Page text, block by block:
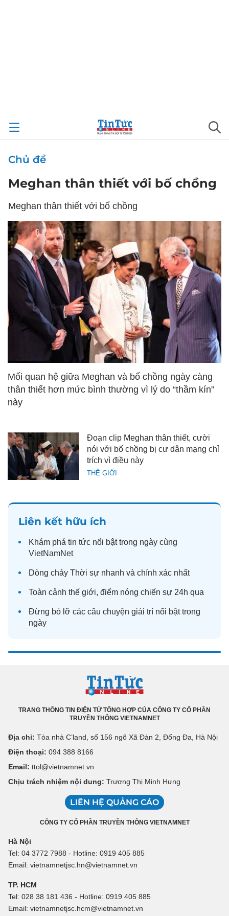
Chủ đề
Meghan thân thiết với bố chồng
Meghan thân thiết với bố chồng
Mối quan hệ giữa Meghan và bố chồng ngày càng
thân thiết hơn mức bình thường vì lý do “thầm kín”
này
THẾ GIỚI
Đoạn clip Meghan thân thiết, cười
nói với bố chồng bị cư dân mạng chỉ
trích vì điều này
Liên kết hữu ích
Khám phá tin tức nổi bật trong ngày cùng
VietNamNet
Dòng chảy Thời sự nhanh và chính xác nhất
Toàn cảnh thế giới, điểm nóng chiến sự 24h qua
Đừng bỏ lỡ các câu chuyện giải trí nổi bật trong
ngày
TRANG THÔNG TIN ĐIỆN TỬ TỔNG HỢP CỦA CÔNG TY CỔ PHẦN
TRUYỀN THÔNG VIETNAMNET
Địa chỉ: Tòa nhà C’land, số 156 ngõ Xã Đàn 2, Đống Đa, Hà Nội
Điện thoại: 094 388 8166
Email: ttol@vietnamnet.vn
Chịu trách nhiệm nội dung: Trương Thị Minh Hưng
LIÊN HỆ QUẢNG CÁO
CÔNG TY CỔ PHẦN TRUYỀN THÔNG VIETNAMNET
Hà Nội
Tel: 04 3772 7988 - Hotline: 0919 405 885
Email: vietnamnetjsc.hn@vietnamnet.vn
TP. HCM
Tel: 028 38 181 436 - Hotline: 0919 405 885
Email: vietnamnetjsc.hcm@vietnamnet.vn